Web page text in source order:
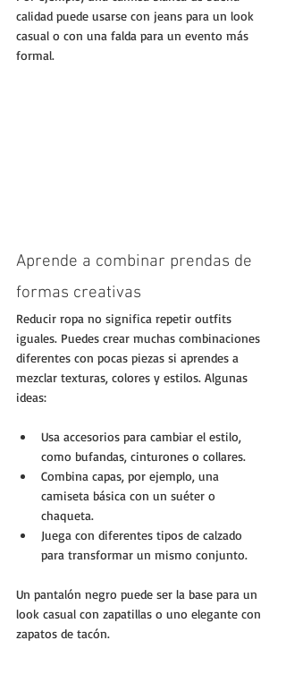
calidad puede usarse con jeans para un look
casual o con una falda para un evento más
formal.
Aprende a combinar prendas de
formas creativas
Reducir ropa no significa repetir outfits
iguales. Puedes crear muchas combinaciones
diferentes con pocas piezas si aprendes a
mezclar texturas, colores y estilos. Algunas
ideas:
Usa accesorios para cambiar el estilo,
como bufandas, cinturones o collares.
Combina capas, por ejemplo, una
camiseta básica con un suéter o
chaqueta.
Juega con diferentes tipos de calzado
para transformar un mismo conjunto.
Un pantalón negro puede ser la base para un
look casual con zapatillas o uno elegante con
zapatos de tacón.